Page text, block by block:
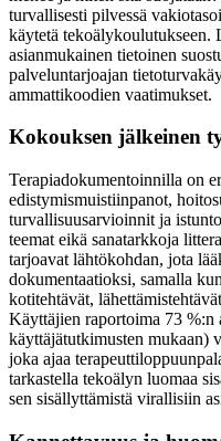
turvallisesti pilvessä
käytetä tekoälykoulutukseen.
asianmukainen tietoinen
palveluntarjoajan
ammattikoodien vaatimukset.
Kokouksen jälkeinen
Terapiadokumentoinnilla on
edistymismuistiinpanot,
turvallisuusarvioinnit ja
teemat eikä sanatarkkoja
tarjoavat lähtökohdan, jota
dokumentaatioksi, samalla
kotitehtävät,
Käyttäjien raportoima 73 %:n
käyttäjätutkimusten mukaan)
joka ajaa
tarkastella tekoälyn luomaa
sen sisällyttämistä virallisiin